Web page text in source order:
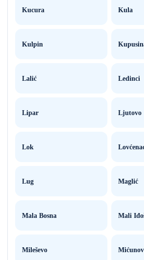
Kucura Kula
Kulpin
Lalić Ledinci
Lipar Ljutovo
Lok
Lug Maglić
Mala Bosna Mali
Mileševo